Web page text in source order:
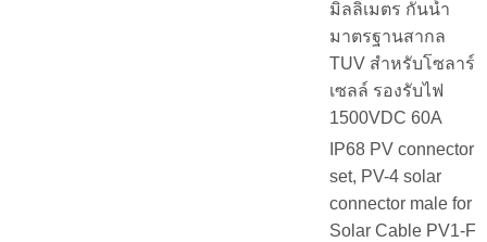
มิลลิเมตร กันน้ำ
มาตรฐานสากล
TUV สำหรับโซลาร์
เซลล์ รองรับไฟ
1500VDC 60A
IP68 PV connector
set, PV-4 solar
connector male for
Solar Cable PV1-F